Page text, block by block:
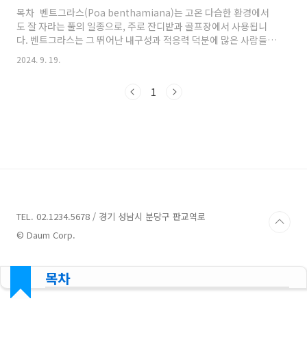
목차 벤트그라스(Poa benthamiana)는 고온 다습한 환경에서
도 잘 자라는 풀의 일종으로, 주로 잔디밭과 골프장에서 사용됩니
다. 벤트그라스는 그 뛰어난 내구성과 적응력 덕분에 많은 사람들이
선호하는 잔디입니다. 벤트그라스는 일반적으로 저온에 강한 특성
과 높은 질감, 밀도, 초록색의 아름다움을 가지고 있어요. 벤트그라
풀로 알려져 있으며, 고온에서는 생육이 다소 저하될 수 있습니다.
2024. 9. 19.
1
TEL. 02.1234.5678 / 경기 성남시 분당구 판교역로
© Daum Corp.
목차